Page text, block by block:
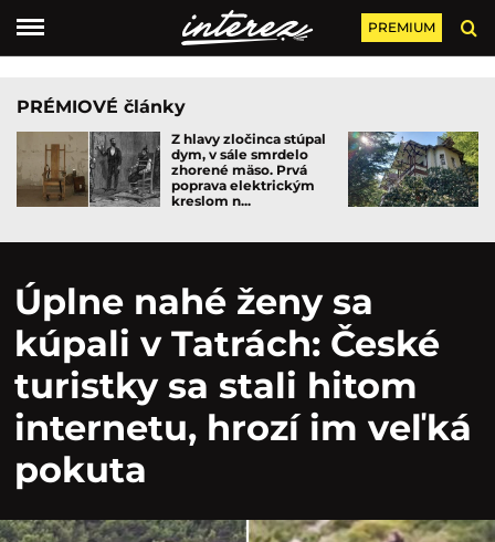
PREMIUM
PRÉMIOVÉ články
Z hlavy zločinca stúpal
dym, v sále smrdelo
zhorené mäso. Prvá
poprava elektrickým
kreslom n...
Úplne nahé ženy sa
kúpali v Tatrách: České
turistky sa stali hitom
internetu, hrozí im veľká
pokuta